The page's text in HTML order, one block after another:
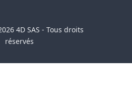
4D SAS - Tous droits
réservés